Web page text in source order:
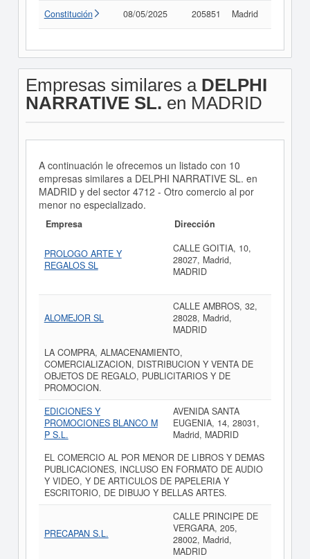
Constitución 08/05/2025 205851 Madrid
Empresas similares a DELPHI
NARRATIVE SL. en MADRID
A continuación le ofrecemos un listado con 10
empresas similares a DELPHI NARRATIVE SL. en
MADRID y del sector 4712 - Otro comercio al por
menor no especializado.
Empresa Dirección
PROLOGO ARTE Y
REGALOS SL
CALLE GOITIA, 10,
28027, Madrid,
MADRID
ALOMEJOR SL
CALLE AMBROS, 32,
28028, Madrid,
MADRID
LA COMPRA, ALMACENAMIENTO,
COMERCIALIZACION, DISTRIBUCION Y VENTA DE
OBJETOS DE REGALO, PUBLICITARIOS Y DE
PROMOCION.
EDICIONES Y
PROMOCIONES BLANCO M
P S.L.
AVENIDA SANTA
EUGENIA, 14, 28031,
Madrid, MADRID
EL COMERCIO AL POR MENOR DE LIBROS Y DEMAS
PUBLICACIONES, INCLUSO EN FORMATO DE AUDIO
Y VIDEO, Y DE ARTICULOS DE PAPELERIA Y
ESCRITORIO, DE DIBUJO Y BELLAS ARTES.
PRECAPAN S.L.
CALLE PRINCIPE DE
VERGARA, 205,
28002, Madrid,
MADRID